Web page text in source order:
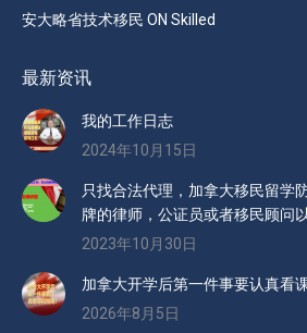
安大略省技术移民 ON Skilled
最新资讯
我的工作日志
2024年10月15日
只找合法代理，加拿大移民留学
牌的律师，公证员或者移民顾问
2023年10月30日
加拿大开学后第一件事要认真看
2026年8月5日